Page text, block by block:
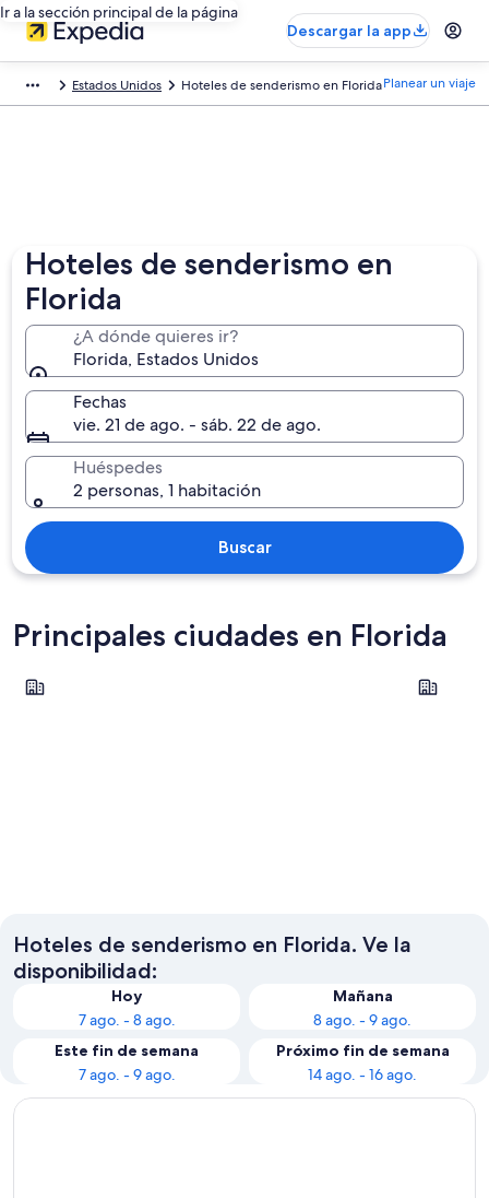
Ir a la sección principal de la página
Descargar la app
Estados Unidos Hoteles de senderismo en FloridaPlanear un viaje
Hoteles de senderismo en
Florida
¿A dónde quieres ir?
Florida, Estados Unidos
Fechas
vie. 21 de ago. - sáb. 22 de ago.
Huéspedes
2 personas, 1 habitación
Buscar
Principales ciudades en Florida
Orlando Panama
Hoteles de senderismo en Florida. Ve la
disponibilidad:
Hoy
7 ago. - 8 ago.
Mañana
8 ago. - 9 ago.
Este fin de semana
7 ago. - 9 ago.
Próximo fin de semana
14 ago. - 16 ago.